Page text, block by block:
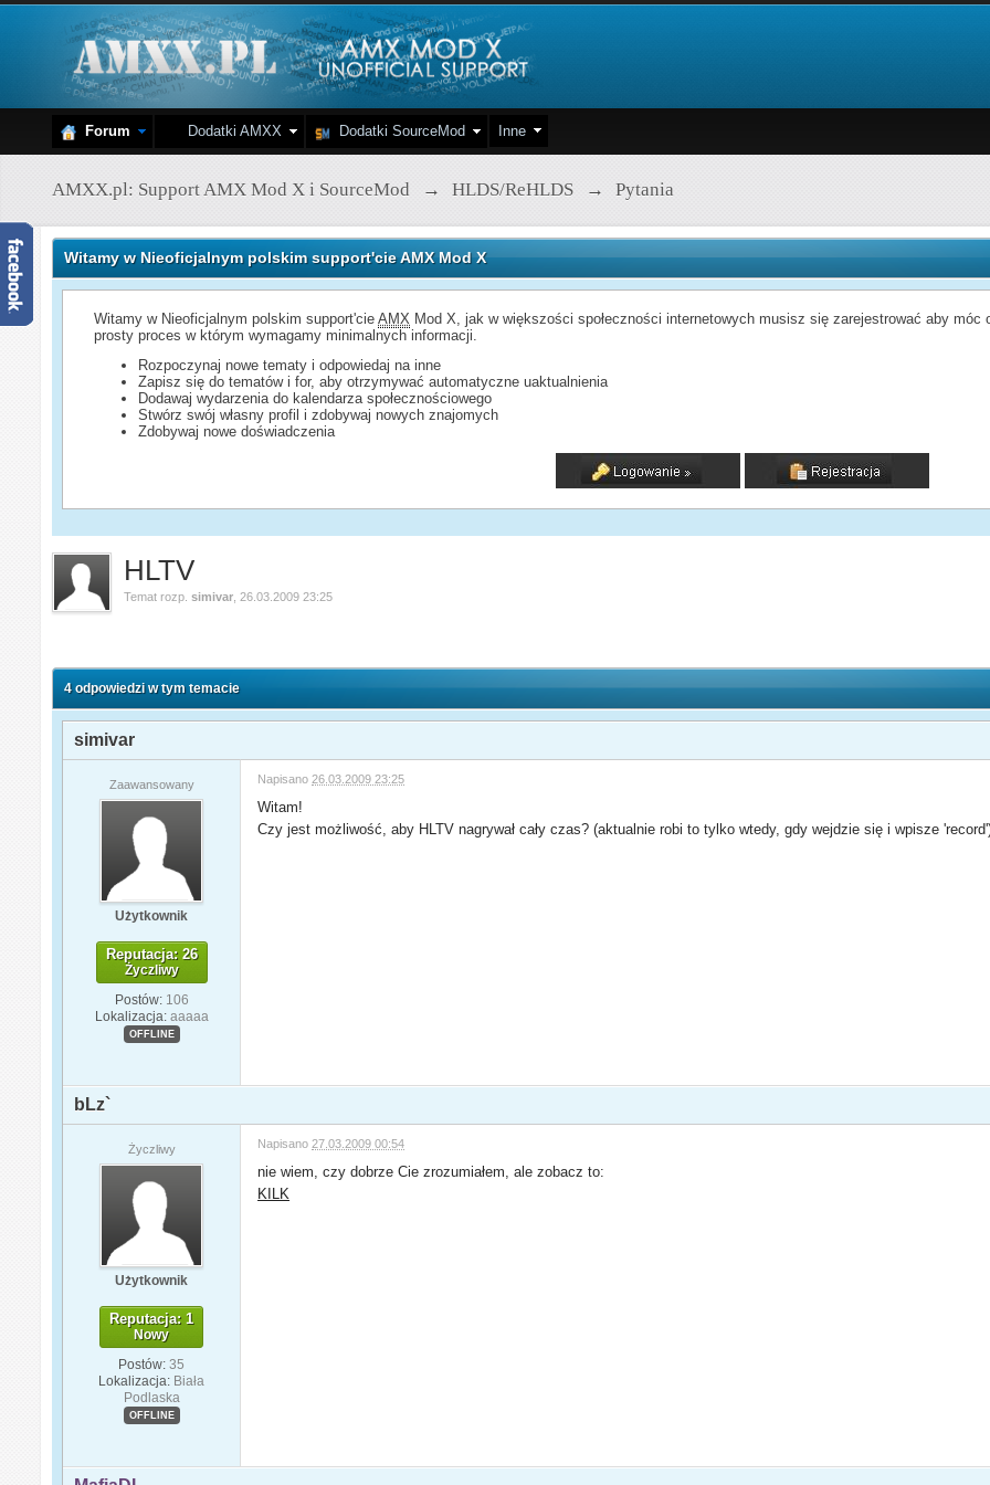
Forum Dodatki AMXX Dodatki SourceMod Inne
AMXX.pl: Support AMX Mod X i SourceMod → HLDS/ReHLDS → Pytania
Witamy w Nieoficjalnym polskim support'cie AMX Mod X
Witamy w Nieoficjalnym polskim support'cieAMX Mod X, jak w większości społeczności internetowych musisz się zarejestrować aby
prosty proces w którym wymagamy minimalnych informacji.
Rozpoczynaj nowe tematy i odpowiedaj na inne
Zapisz się do tematów i for, aby otrzymywać automatyczne uaktualnienia
Dodawaj wydarzenia do kalendarza społecznościowego
Stwórz swój własny profil i zdobywaj nowych znajomych
Zdobywaj nowe doświadczenia
HLTV
Temat rozp.simivar 26.03.2009 23:25
4 odpowiedzi w tym temacie
simivar
Zaawansowany
Użytkownik
Reputacja: 26
Życzliwy
Postów: 106
Lokalizacja: aaaaa
OFFLINE
Napisano 26.03.2009 23:25
Witam!
Czy jest możliwość, aby HLTV nagrywał cały czas? (aktualnie robi to tylko wtedy, gdy wejdzie się i wpisze
bLz`
Życzliwy
Użytkownik
Reputacja: 1
Nowy
Postów: 35
Lokalizacja: Biała
Podlaska
OFFLINE
Napisano 27.03.2009 00:54
nie wiem, czy dobrze Cie zrozumiałem, ale zobacz to:
KILK